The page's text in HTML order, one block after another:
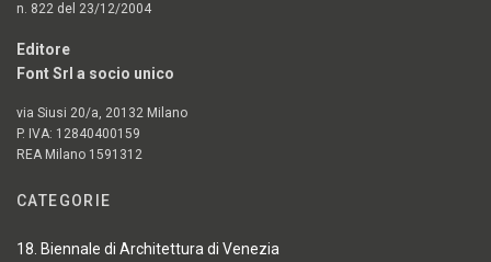
n. 822 del 23/12/2004
Editore
Font Srl a socio unico
via Siusi 20/a, 20132 Milano
P. IVA: 12840400159
REA Milano 1591312
CATEGORIE
18. Biennale di Architettura di Venezia